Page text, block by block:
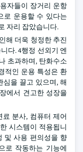
자들이 장거리 운항
로 운용할 수 있다는
자리 잡았습니다.
해 더욱 청정한 추진
다. 4행정 선외기 엔
초과하며, 탄화수소
적인 운용 특성은 환
을 끌고 있으며, 해
에서 견고한 성장을
분사, 컴퓨터 제어
시스템이 적용됩니
및 사용 편의성을 향
로 작동하는 기능에